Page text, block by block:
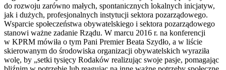
do rozwoju zarówno małych, spontanicznych lokalnych inicjatyw,
jak i dużych, profesjonalnych instytucji sektora pozarządowego.
Wsparcie społeczeństwa obywatelskiego i sektora pozarządowego
stanowi ważne zadanie Rządu. W marcu 2016 r. na konferencji
w KPRM mówiła o tym Pani Premier Beata Szydło, a w liście
skierowanym do środowiska organizacji obywatelskich wyraziła
wolę, by „setki tysięcy Rodaków realizując swoje pasje, pomagając